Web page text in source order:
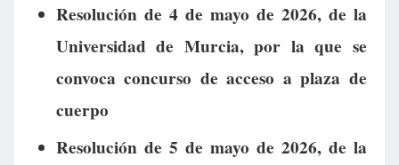
Resolución de 4 de mayo de 2026, de la
Universidad de Murcia, por la que se
convoca concurso de acceso a plaza de
cuerpo
Resolución de 5 de mayo de 2026, de la